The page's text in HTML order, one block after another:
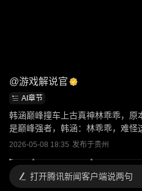
@游戏解说官
AI章节
韩涵巅峰撞车上古真神林乖乖，原
是巅峰强者，韩涵：林乖乖，难怪
2026-05-08 18:35 发布于贵州
打开腾讯新闻客户端说两句